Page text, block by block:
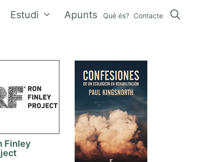
Estudi Apunts Què és? Contacte
Finley